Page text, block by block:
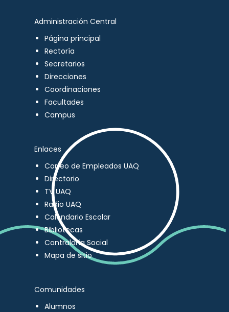
Administración Central
Página principal
Rectoría
Secretarios
Direcciones
Coordinaciones
Facultades
Campus
Enlaces
Correo de Empleados UAQ
Directorio
TV UAQ
Radio UAQ
Calendario Escolar
Bibliotecas
Contraloría Social
Mapa de sitio
Comunidades
Alumnos